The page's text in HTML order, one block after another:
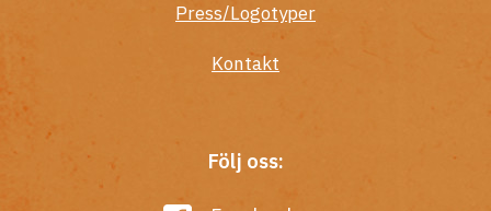
Press/Logotyper
Kontakt
Följ oss: